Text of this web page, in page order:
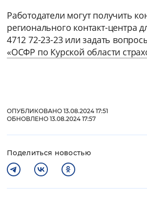
Работодатели могут получить
регионального контакт-центра
4712 72-23-23 или задать
«ОСФР по Курской области
ОПУБЛИКОВАНО 13.08.2024 17:51
ОБНОВЛЕНО 13.08.2024 17:57
Поделиться новостью